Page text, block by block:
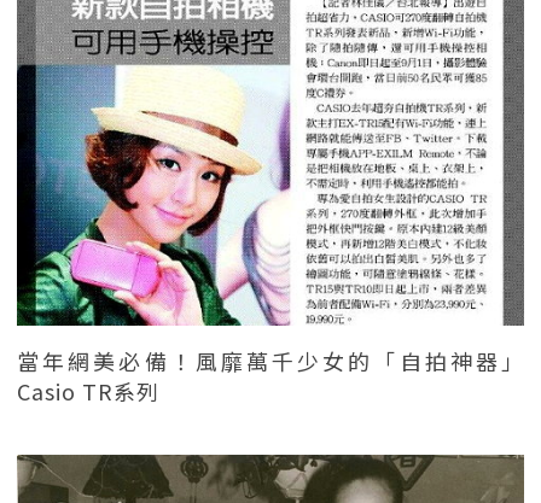
當年網美必備！風靡萬千少女的「自拍神器」
Casio TR系列